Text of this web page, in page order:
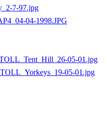
7-97.jpg
04-1998.JPG
05-01.jpg
05-01.jpg